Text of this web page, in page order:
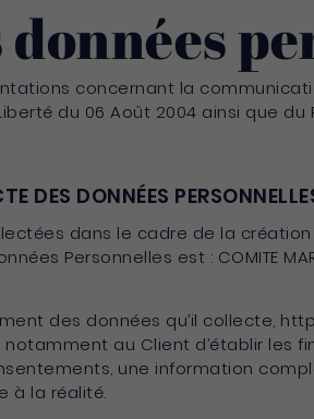
données
concernant la
du 06 Août 2004 ainsi que du
DES DONNÉES
dans le cadre de la
Personnelles est : COMITE
des données qu’il collecte,
au Client d’établir les
une information
à la réalité.